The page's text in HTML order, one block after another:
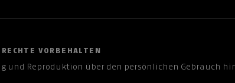
VORBEHALTEN
und Reproduktion über den persönlichen Gebrauch